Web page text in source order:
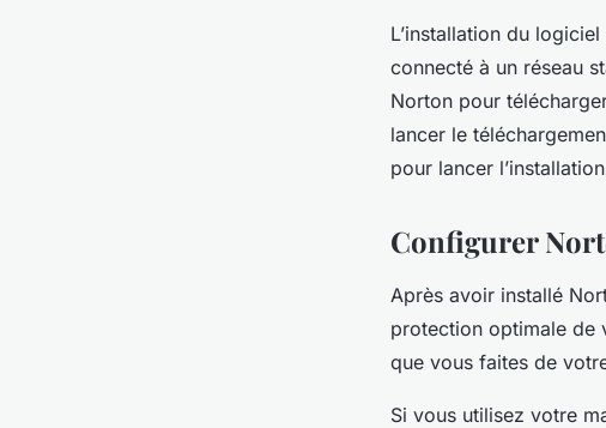
L’installation du
connecté à un réseau
Norton pour
lancer le
pour lancer
Configurer
Après avoir installé
protection optimale de
que vous faites de
Si vous utilisez votre